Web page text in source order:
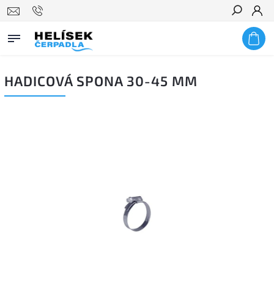
Hledat
HADICOVÁ SPONA 30-45 MM